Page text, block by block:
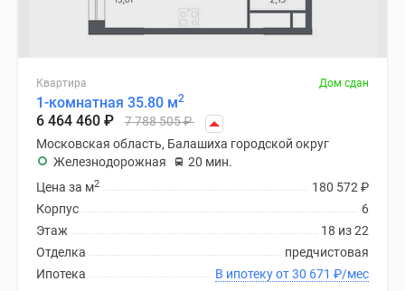
Квартира Дом сдан
1-комнатная 35.80 м2
6 464 460 ₽ 7 788 505₽
Московская область, Балашиха городской округ
Железнодорожная
20 мин.
180 572 ₽
Цена за м2
6
Корпус
18 из 22
Этаж
предчистовая
Отделка
В ипотеку от 30 671 ₽/мес
Ипотека